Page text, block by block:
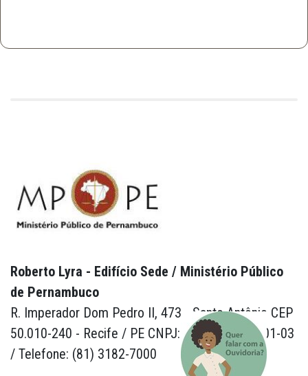
Roberto Lyra - Edifício Sede / Ministério Público
de Pernambuco
R. Imperador Dom Pedro II, 473 - Santo Antônio CEP
50.010-240 - Recife / PE CNPJ: 24.417.065/0001-03
/ Telefone: (81) 3182-7000